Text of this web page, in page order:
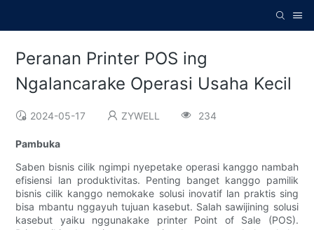
Peranan Printer POS ing
Ngalancarake Operasi Usaha Kecil
2024-05-17 ZYWELL 234
Pambuka
Saben bisnis cilik ngimpi nyepetake operasi kanggo nambah
efisiensi lan produktivitas. Penting banget kanggo pamilik
bisnis cilik kanggo nemokake solusi inovatif lan praktis sing
bisa mbantu nggayuh tujuan kasebut. Salah sawijining solusi
kasebut yaiku nggunakake printer Point of Sale (POS).